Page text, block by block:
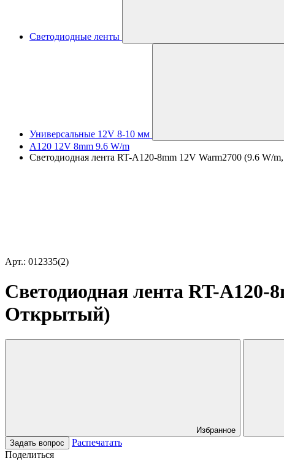
Светодиодные ленты
Универсальные 12V 8-10 мм
A120 12V 8mm 9.6 W/m
Светодиодная лента RT-A120-8mm 12V Warm2700 (9.6 W/
Арт.: 012335(2)
Светодиодная лента RT-
Открытый)
Избранное
Задать вопрос
Распечатать
Поделиться